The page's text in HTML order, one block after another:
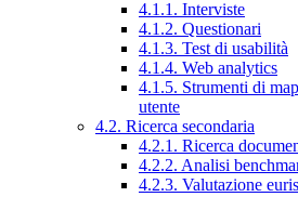
4.1.1. Interviste
4.1.2. Questionari
4.1.3. Test di usabilità
4.1.4. Web analytics
4.1.5. Strumenti di
utente
4.2. Ricerca secondaria
4.2.1. Ricerca
4.2.2. Analisi
4.2.3. Valutazione